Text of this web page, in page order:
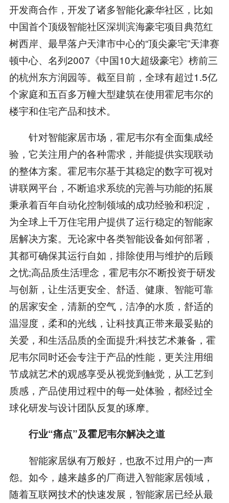
开发商合作，开发了诸多智能化豪华社区，比如
中国首个顶级智能社区深圳滨海豪宅项目典范红
树西岸、最早落户天津市中心的“顶尖豪宅”天津赛
顿中心、名列2007《中国10大超级豪宅》榜前三
的杭州东方润园等。截至目前，全球有超过1.5亿
个家庭和五百多万幢大型建筑在使用霍尼韦尔的
楼宇和住宅产品和技术。
针对智能家居市场，霍尼韦尔有全面集成经
验，它关注用户的各种需求，并能提供实现联动
的整体方案。霍尼韦尔基于其稳定的数字可视对
讲联网平台，不断追求系统的完善与功能的拓展
秉承着百年自动化控制领域的成功经验和积淀，
为全球上千万住宅用户提供了运行稳定的智能家
居解决方案。无论家中各类智能设备如何部署，
其都可确保其运行自如，排除使用与维护的后顾
之忧;高品质生活理念，霍尼韦尔不断投资于研发
与创新，让生活更安全、舒适、健康、智能可靠
的居家安全，清新的空气，洁净的水质，舒适的
温湿度，柔和的光线，让科技真正带来最妥贴的
关爱，和生活品质的全面提升;科技艺术兼备，霍
尼韦尔同时还会专注于产品的性能，更关注用细
节成就艺术的观感享受从视觉到触觉，从工艺到
质感，产品使用过程中的每一处体验，都经过全
球化研发与设计团队反复的琢摩。
行业“痛点”及霍尼韦尔解决之道
智能家居纵有万般好，也敌不过用户的一声
怨。如今，越来越多的厂商进入智能家居领域，
随着互联网技术的快速发展，智能家居已经从最